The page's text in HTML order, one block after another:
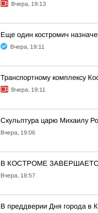
Вчера, 19:13
Еще один костромич
Вчера, 19:11
Транспортному комплексу
Вчера, 19:11
Скульптура царю Михаилу
Вчера, 19:06
В КОСТРОМЕ
Вчера, 18:57
В преддверии Дня города в